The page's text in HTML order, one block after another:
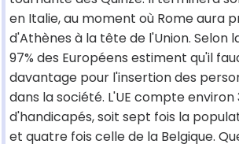
en Italie, au moment où Rome aura
d'Athènes à la tête de l'Union. Selon
97% des Européens estiment qu'il
davantage pour l'insertion des
dans la société. L'UE compte environ
d'handicapés, soit sept fois la
et quatre fois celle de la Belgique.